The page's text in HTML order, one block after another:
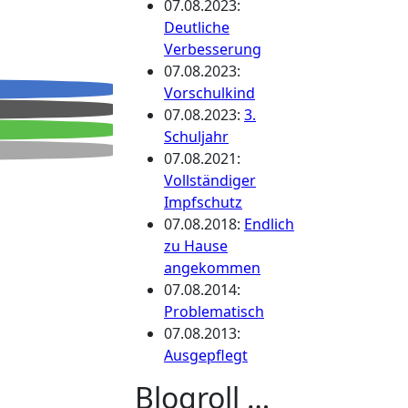
07.08.2023:
Deutliche
Verbesserung
07.08.2023:
Vorschulkind
07.08.2023: 3.
Schuljahr
07.08.2021:
Vollständiger
Impfschutz
07.08.2018: Endlich
zu Hause
angekommen
07.08.2014:
Problematisch
07.08.2013:
Ausgepflegt
Blogroll …